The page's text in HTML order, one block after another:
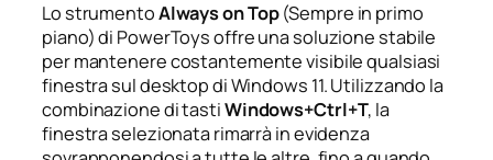
Lo strumentoAlways on Top(Sempre in primo
piano) di PowerToys offre una soluzione stabile
per mantenere costantemente visibile qualsiasi
finestra sul desktop di Windows 11. Utilizzando la
combinazione di tastiWindows+Ctrl+T, la
finestra selezionata rimarrà in evidenza